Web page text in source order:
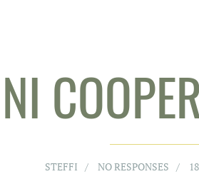
STEFFI NO RESPONSES